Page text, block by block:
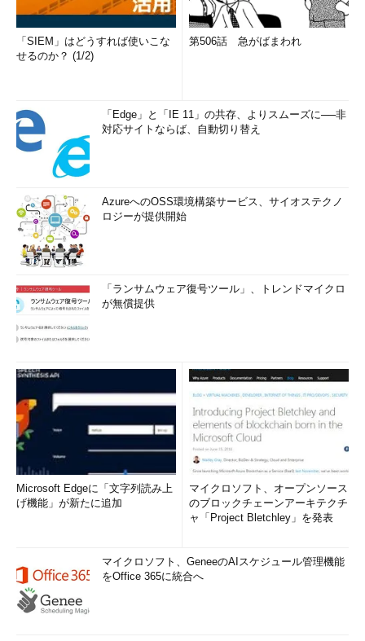
「SIEM」はどうすれば使いこな
せるのか？ (1/2)
第506話 急がばまわれ
「Edge」と「IE 11」の共存、よりスムーズに──非
対応サイトならば、自動切り替え
AzureへのOSS環境構築サービス、サイオステクノ
ロジーが提供開始
「ランサムウェア復号ツール」、トレンドマイクロ
が無償提供
Microsoft Edgeに「文字列読み上
げ機能」が新たに追加
マイクロソフト、オープンソース
のブロックチェーンアーキテクチ
ャ「Project Bletchley」を発表
マイクロソフト、GeneeのAIスケジュール管理機能
をOffice 365に統合へ